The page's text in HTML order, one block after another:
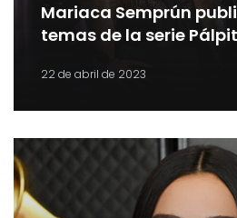
Mariaca Semprún
temas de la serie
22 de abril de 2023